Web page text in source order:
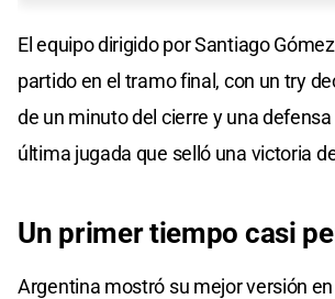
El equipo dirigido por Santiago
partido en el tramo final, con un try
de un minuto del cierre y una
última jugada que selló una victoria
Un primer tiempo casi
Argentina mostró su mejor versión